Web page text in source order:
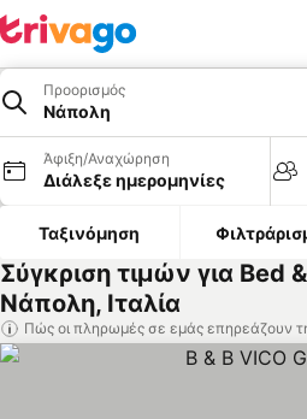
Προορισμός
Νάπολη
Άφιξη/Αναχώρηση
Διάλεξε ημερομηνίες
Ταξινόμηση
Σύγκριση τιμών για Bed
Νάπολη, Ιταλία
Πώς οι πληρωμές σε εμάς επηρεάζουν